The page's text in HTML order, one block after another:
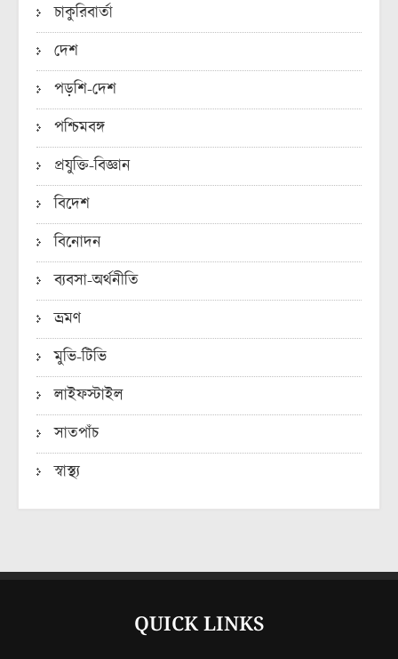
চাকুরিবার্তা
দেশ
পড়শি-দেশ
পশ্চিমবঙ্গ
প্রযুক্তি-বিজ্ঞান
বিদেশ
বিনোদন
ব্যবসা-অর্থনীতি
ভ্রমণ
মুভি-টিভি
লাইফস্টাইল
সাতপাঁচ
স্বাস্থ্য
QUICK LINKS